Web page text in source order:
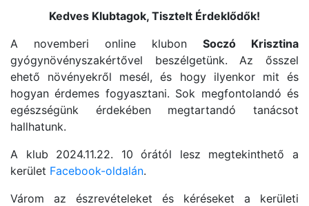
Kedves Klubtagok, Tisztelt Érdeklődők!
A novemberi online klubon Soczó Krisztina
gyógynövényszakértővel beszélgetünk. Az ősszel
ehető növényekről mesél, és hogy ilyenkor mit és
hogyan érdemes fogyasztani. Sok megfontolandó és
egészségünk érdekében megtartandó tanácsot
hallhatunk.
A klub 2024.11.22. 10 órától lesz megtekinthető a
kerület Facebook-oldalán.
Várom az észrevételeket és kéréseket a kerületi